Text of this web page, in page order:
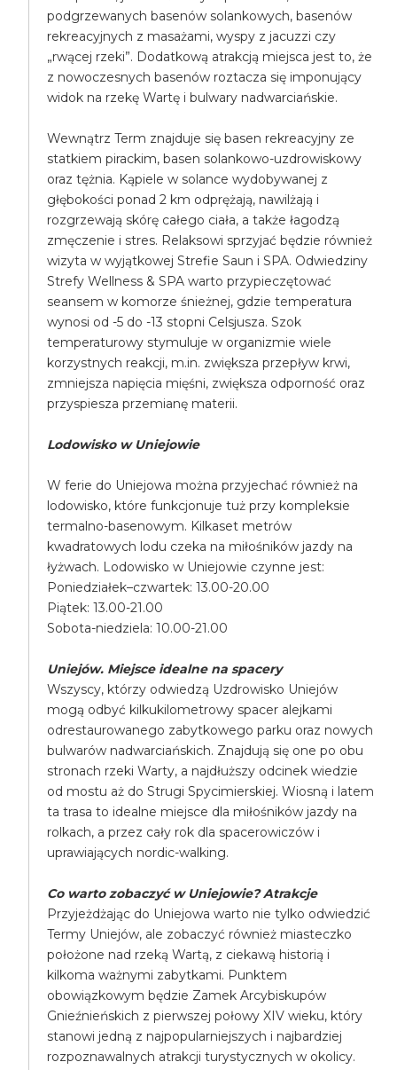
podgrzewanych basenów solankowych, basenów
rekreacyjnych z masażami, wyspy z jacuzzi czy
„rwącej rzeki”. Dodatkową atrakcją miejsca jest to, że
z nowoczesnych basenów roztacza się imponujący
widok na rzekę Wartę i bulwary nadwarciańskie.
Wewnątrz Term znajduje się basen rekreacyjny ze
statkiem pirackim, basen solankowo-uzdrowiskowy
oraz tężnia. Kąpiele w solance wydobywanej z
głębokości ponad 2 km odprężają, nawilżają i
rozgrzewają skórę całego ciała, a także łagodzą
zmęczenie i stres. Relaksowi sprzyjać będzie również
wizyta w wyjątkowej Strefie Saun i SPA. Odwiedziny
Strefy Wellness & SPA warto przypieczętować
seansem w komorze śnieżnej, gdzie temperatura
wynosi od -5 do -13 stopni Celsjusza. Szok
temperaturowy stymuluje w organizmie wiele
korzystnych reakcji, m.in. zwiększa przepływ krwi,
zmniejsza napięcia mięśni, zwiększa odporność oraz
przyspiesza przemianę materii.
Lodowisko w Uniejowie
W ferie do Uniejowa można przyjechać również na
lodowisko, które funkcjonuje tuż przy kompleksie
termalno-basenowym. Kilkaset metrów
kwadratowych lodu czeka na miłośników jazdy na
łyżwach. Lodowisko w Uniejowie czynne jest:
Poniedziałek–czwartek: 13.00-20.00
Piątek: 13.00-21.00
Sobota-niedziela: 10.00-21.00
Uniejów. Miejsce idealne na spacery
Wszyscy, którzy odwiedzą Uzdrowisko Uniejów
mogą odbyć kilkukilometrowy spacer alejkami
odrestaurowanego zabytkowego parku oraz nowych
bulwarów nadwarciańskich. Znajdują się one po obu
stronach rzeki Warty, a najdłuższy odcinek wiedzie
od mostu aż do Strugi Spycimierskiej. Wiosną i latem
ta trasa to idealne miejsce dla miłośników jazdy na
rolkach, a przez cały rok dla spacerowiczów i
uprawiających nordic-walking.
Co warto zobaczyć w Uniejowie? Atrakcje
Przyjeżdżając do Uniejowa warto nie tylko odwiedzić
Termy Uniejów, ale zobaczyć również miasteczko
położone nad rzeką Wartą, z ciekawą historią i
kilkoma ważnymi zabytkami. Punktem
obowiązkowym będzie Zamek Arcybiskupów
Gnieźnieńskich z pierwszej połowy XIV wieku, który
stanowi jedną z najpopularniejszych i najbardziej
rozpoznawalnych atrakcji turystycznych w okolicy.